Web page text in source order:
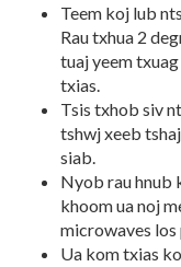
Teem koj lub
Rau txhua 2
tuaj yeem
txias.
Tsis txhob siv
tshwj xeeb
siab.
Nyob rau hnub
khoom ua noj
microwaves
Ua kom txias